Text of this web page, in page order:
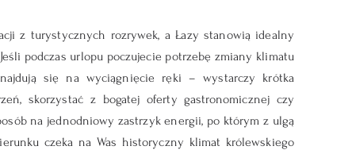
z turystycznych rozrywek, a Łazy stanowią idealny
podczas urlopu poczujecie potrzebę zmiany klimatu
się na wyciągnięcie ręki – wystarczy krótka
skorzystać z bogatej oferty gastronomicznej czy
na jednodniowy zastrzyk energii, po którym z ulgą
czeka na Was historyczny klimat królewskiego